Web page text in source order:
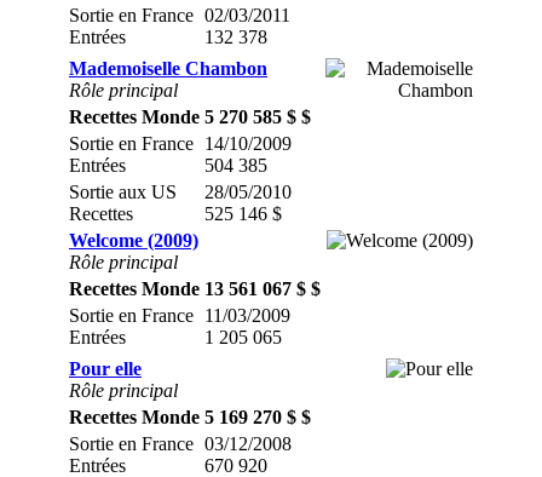
Sortie en France
Entrées
02/03/2011
132 378
Mademoiselle Chambon
Rôle principal
Recettes Monde 5 270 585 $ $
Sortie en France
Entrées
14/10/2009
504 385
Sortie aux US
Recettes
28/05/2010
525 146 $
Welcome (2009)
Rôle principal
Recettes Monde 13 561 067 $ $
Sortie en France
Entrées
11/03/2009
1 205 065
Pour elle
Rôle principal
Recettes Monde 5 169 270 $ $
Sortie en France
Entrées
03/12/2008
670 920